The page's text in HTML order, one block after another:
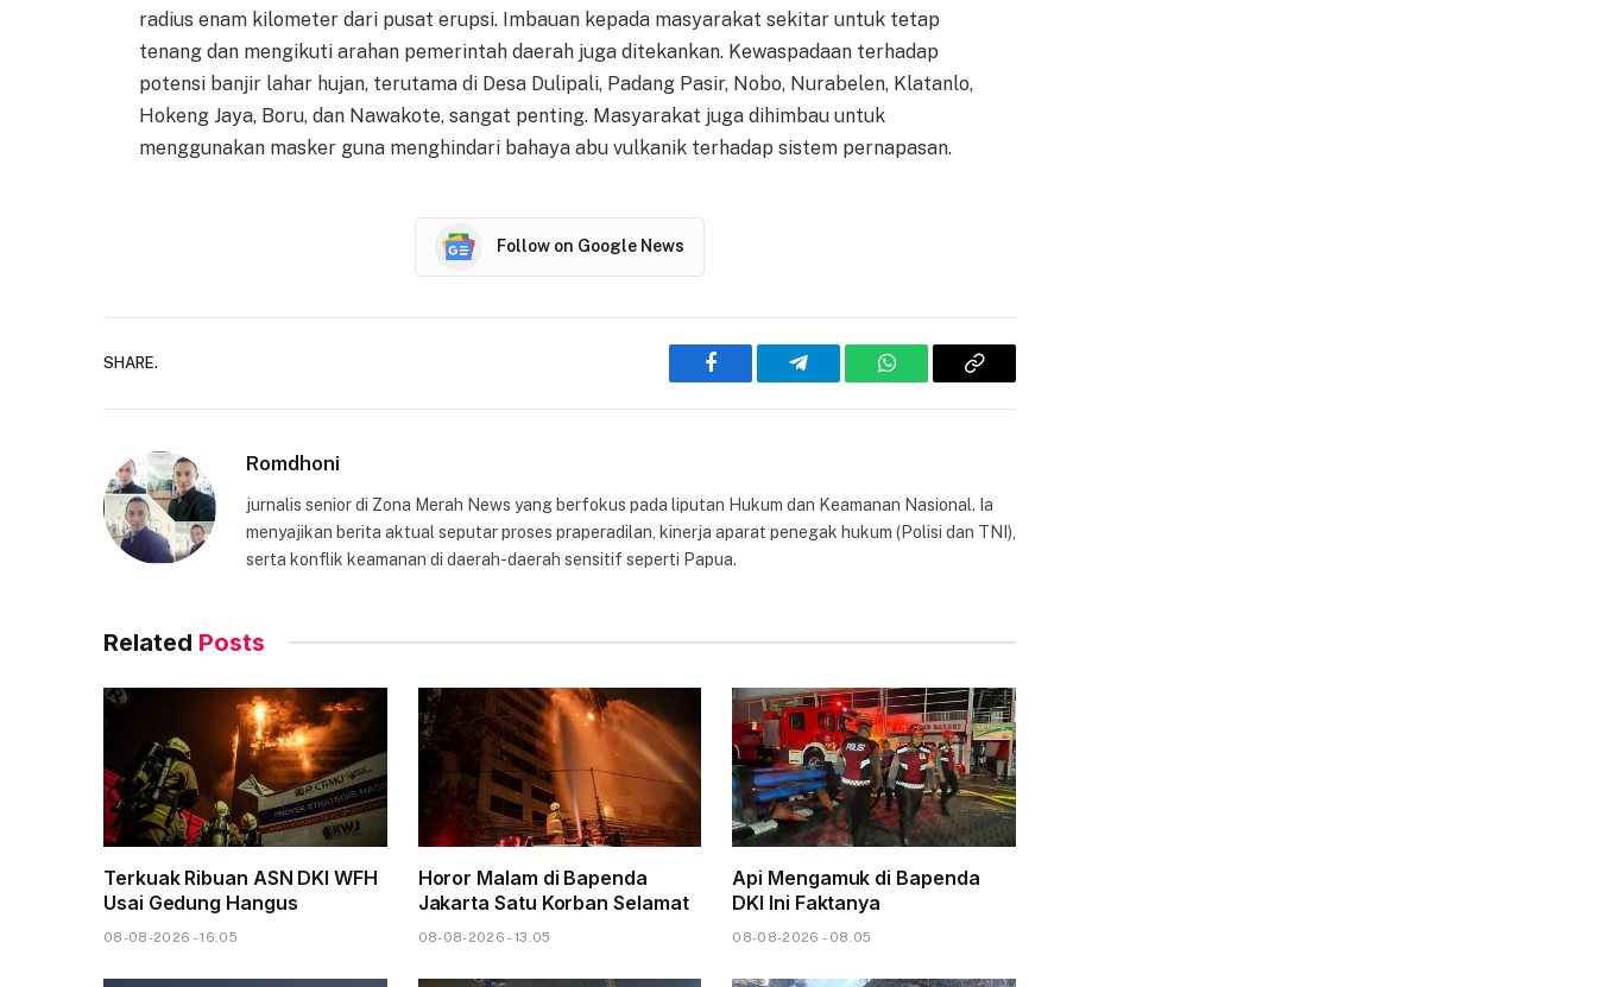
radius enam kilometer dari pusat erupsi. Imbauan kepada masyarakat sekitar untuk tetap
tenang dan mengikuti arahan pemerintah daerah juga ditekankan. Kewaspadaan terhadap
potensi banjir lahar hujan, terutama di Desa Dulipali, Padang Pasir, Nobo, Nurabelen, Klatanlo,
Hokeng Jaya, Boru, dan Nawakote, sangat penting. Masyarakat juga dihimbau untuk
menggunakan masker guna menghindari bahaya abu vulkanik terhadap sistem pernapasan.
Follow on Google News
SHARE.
Facebook Telegram WhatsAppCopy
Romdhoni
jurnalis senior di Zona Merah News yang berfokus pada liputan Hukum dan Keamanan Nasional. Ia
menyajikan berita aktual seputar proses praperadilan, kinerja aparat penegak hukum (Polisi dan TNI),
serta konflik keamanan di daerah-daerah sensitif seperti Papua.
Related Posts
Terkuak Ribuan ASN DKI WFH
Usai Gedung Hangus
08-08-2026 - 16.05
Horor Malam di Bapenda
Jakarta Satu Korban Selamat
08-08-2026 - 13.05
Api Mengamuk di Bapenda
DKI Ini Faktanya
08-08-2026 - 08.05